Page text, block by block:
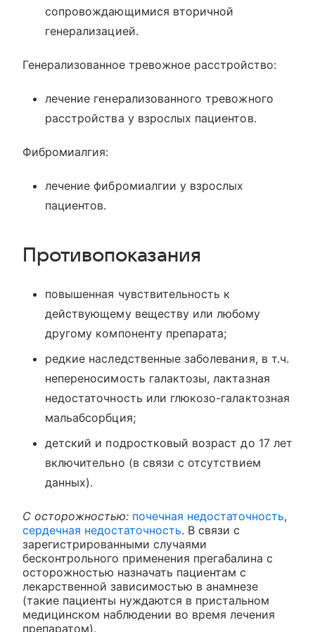
сопровождающимися вторичной
генерализацией.
Генерализованное тревожное расстройство:
лечение генерализованного тревожного
расстройства у взрослых пациентов.
Фибромиалгия:
лечение фибромиалгии у взрослых
пациентов.
Противопоказания
повышенная чувствительность к
действующему веществу или любому
другому компоненту препарата;
редкие наследственные заболевания, в т.ч.
непереносимость галактозы, лактазная
недостаточность или глюкозо-галактозная
мальабсорбция;
детский и подростковый возраст до 17 лет
включительно (в связи с отсутствием
данных).
С осторожностью: почечная недостаточность,
сердечная недостаточность. В связи с
зарегистрированными случаями
бесконтрольного применения прегабалина с
осторожностью назначать пациентам с
лекарственной зависимостью в анамнезе
(такие пациенты нуждаются в пристальном
медицинском наблюдении во время лечения
препаратом).